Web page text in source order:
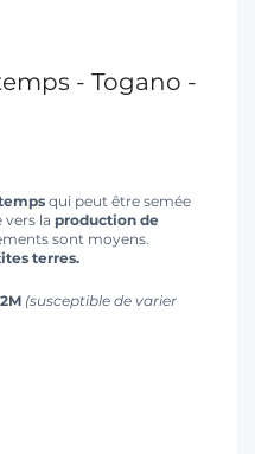
- Togano -
qui peut être semée
vers la production de
sont moyens.
terres.
(susceptible de varier